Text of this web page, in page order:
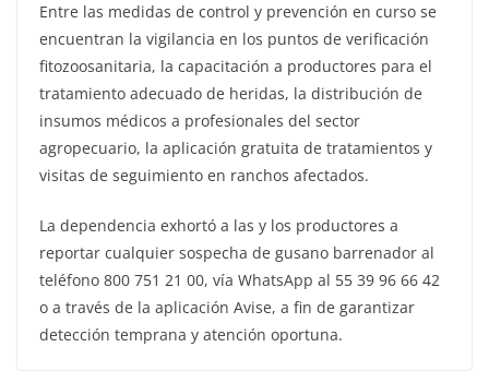
Entre las medidas de control y prevención en curso se
encuentran la vigilancia en los puntos de verificación
fitozoosanitaria, la capacitación a productores para el
tratamiento adecuado de heridas, la distribución de
insumos médicos a profesionales del sector
agropecuario, la aplicación gratuita de tratamientos y
visitas de seguimiento en ranchos afectados.
La dependencia exhortó a las y los productores a
reportar cualquier sospecha de gusano barrenador al
teléfono 800 751 21 00, vía WhatsApp al 55 39 96 66 42
o a través de la aplicación Avise, a fin de garantizar
detección temprana y atención oportuna.